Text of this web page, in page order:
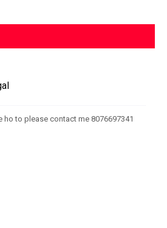
ho to please contact me 8076697341